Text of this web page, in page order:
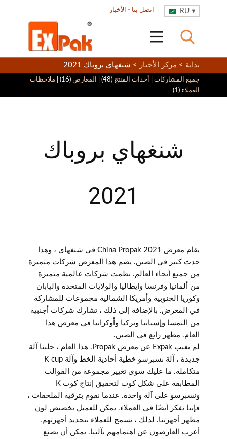
RU اتصل بنا - الأخبار
بداية > مركز الأخبار > شنغهاي بروباك 2021
جميع المشاركات أحداث المنتج (48) | المعارض (16) |
ملاحظات
العملاء (1)
شنغهاي بروباك
2021
يقام معرض 2021 China Propak في شنغهاي ، وهذا
حدث كبير في الصين. يضم هذا المعرض شركات متميزة
من جميع أنحاء العالم. نظمت شركات عالمية متميزة
من ألمانيا وفرنسا وإيطاليا والولايات المتحدة واليابان
وكوريا الجنوبية وأمريكا الشمالية مجموعات للمشاركة
في المعرض. بالإضافة إلى ذلك ، تشارك شركات أجنبية
من النمسا وإسبانيا وتركيا وأوكرانيا في معرض هذا
العام. مظهر رائع في الصين.
لم يغيب Expak عن معرض Propak. هذا العام ، جلبنا آلة
جديدة ، آلة نسبرسو خطية أحادية الخط وآلة K cup
متكاملة. ما عليك سوى تغيير مجموعة من القوالب
المطابقة على شكل كوب لتحقيق إنتاج كوب K
ونسبرسو على آلة واحدة. عندما نقوم بترقية الملحقات ،
فإننا نفكر أيضًا في العملاء. يمكن للعميل تخصيص لون
مظهر أجهزتنا. لذلك ، نسمح للعملاء بتحديد أجهزتهم.
أعرب العارضون عن اهتمامهم بآلتنا. يمكن أن يصنع